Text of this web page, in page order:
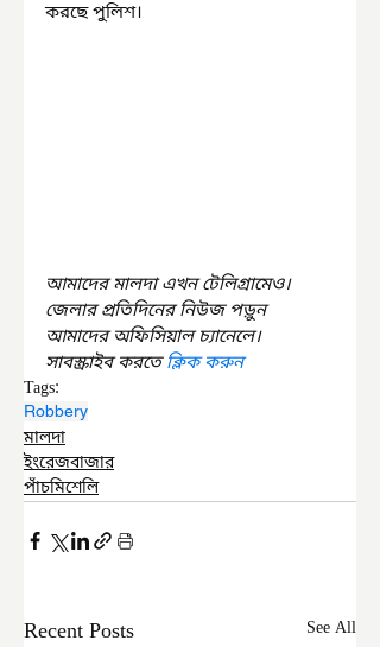
করছে পুলিশ।
আমাদের মালদা এখন টেলিগ্রামেও।
জেলার প্রতিদিনের নিউজ পড়ুন
আমাদের অফিসিয়াল চ্যানেলে।
সাবস্ক্রাইব করতে ক্লিক করুন
Tags:
Robbery
মালদা
ইংরেজবাজার
পাঁচমিশেলি
Recent Posts See All